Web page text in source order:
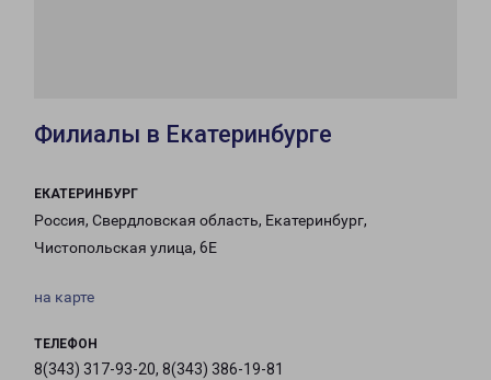
Филиалы в Екатеринбурге
ЕКАТЕРИНБУРГ
Россия, Свердловская область, Екатеринбург,
Чистопольская улица, 6Е
на карте
ТЕЛЕФОН
8(343) 317-93-20, 8(343) 386-19-81